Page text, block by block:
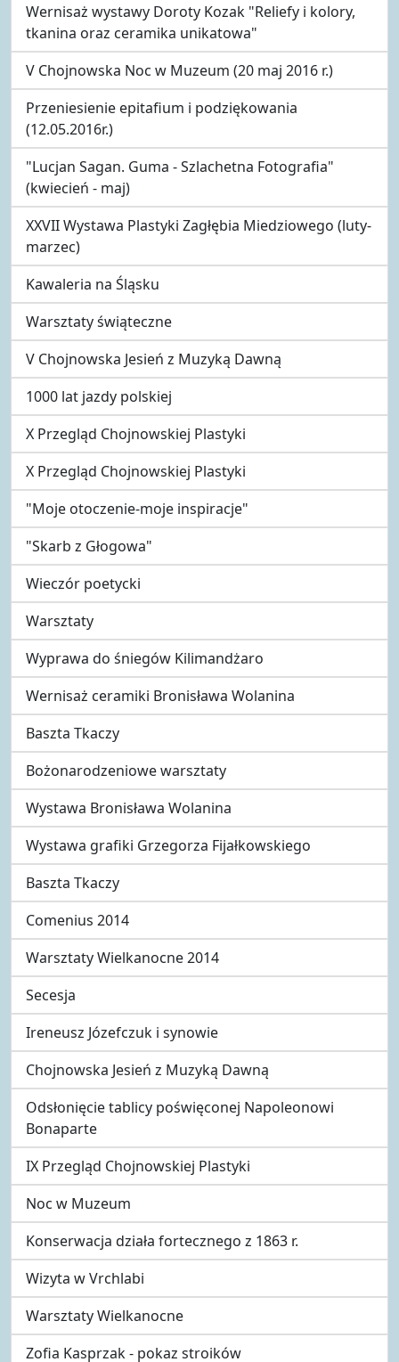
Wernisaż wystawy Doroty Kozak "Reliefy i kolory,
tkanina oraz ceramika unikatowa"
V Chojnowska Noc w Muzeum (20 maj 2016 r.)
Przeniesienie epitafium i podziękowania
(12.05.2016r.)
"Lucjan Sagan. Guma - Szlachetna Fotografia"
(kwiecień - maj)
XXVII Wystawa Plastyki Zagłębia Miedziowego (luty-
marzec)
Kawaleria na Śląsku
Warsztaty świąteczne
V Chojnowska Jesień z Muzyką Dawną
1000 lat jazdy polskiej
X Przegląd Chojnowskiej Plastyki
X Przegląd Chojnowskiej Plastyki
"Moje otoczenie-moje inspiracje"
"Skarb z Głogowa"
Wieczór poetycki
Warsztaty
Wyprawa do śniegów Kilimandżaro
Wernisaż ceramiki Bronisława Wolanina
Baszta Tkaczy
Bożonarodzeniowe warsztaty
Wystawa Bronisława Wolanina
Wystawa grafiki Grzegorza Fijałkowskiego
Baszta Tkaczy
Comenius 2014
Warsztaty Wielkanocne 2014
Secesja
Ireneusz Józefczuk i synowie
Chojnowska Jesień z Muzyką Dawną
Odsłonięcie tablicy poświęconej Napoleonowi
Bonaparte
IX Przegląd Chojnowskiej Plastyki
Noc w Muzeum
Konserwacja działa fortecznego z 1863 r.
Wizyta w Vrchlabi
Warsztaty Wielkanocne
Zofia Kasprzak - pokaz stroików